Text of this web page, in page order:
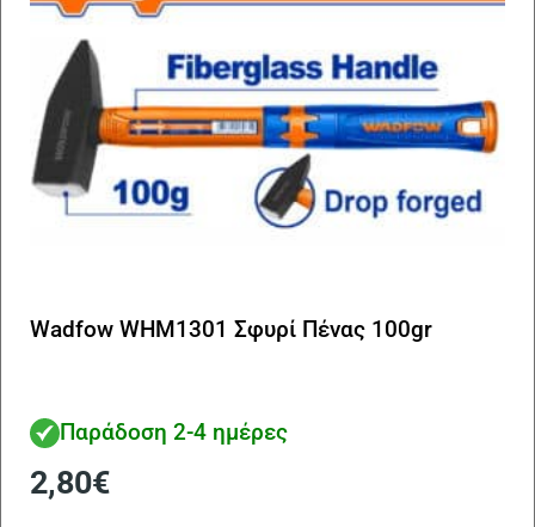
Wadfow WHM1301 Σφυρί Πένας 100gr
Παράδοση 2-4 ημέρες
2,80€